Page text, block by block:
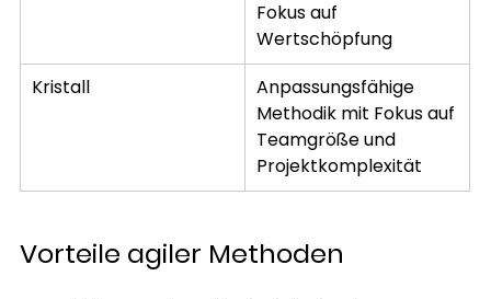
Fokus auf
Wertschöpfung
Kristall
Anpassungsfähige
Methodik mit Fokus auf
Teamgröße und
Projektkomplexität
Vorteile agiler Methoden